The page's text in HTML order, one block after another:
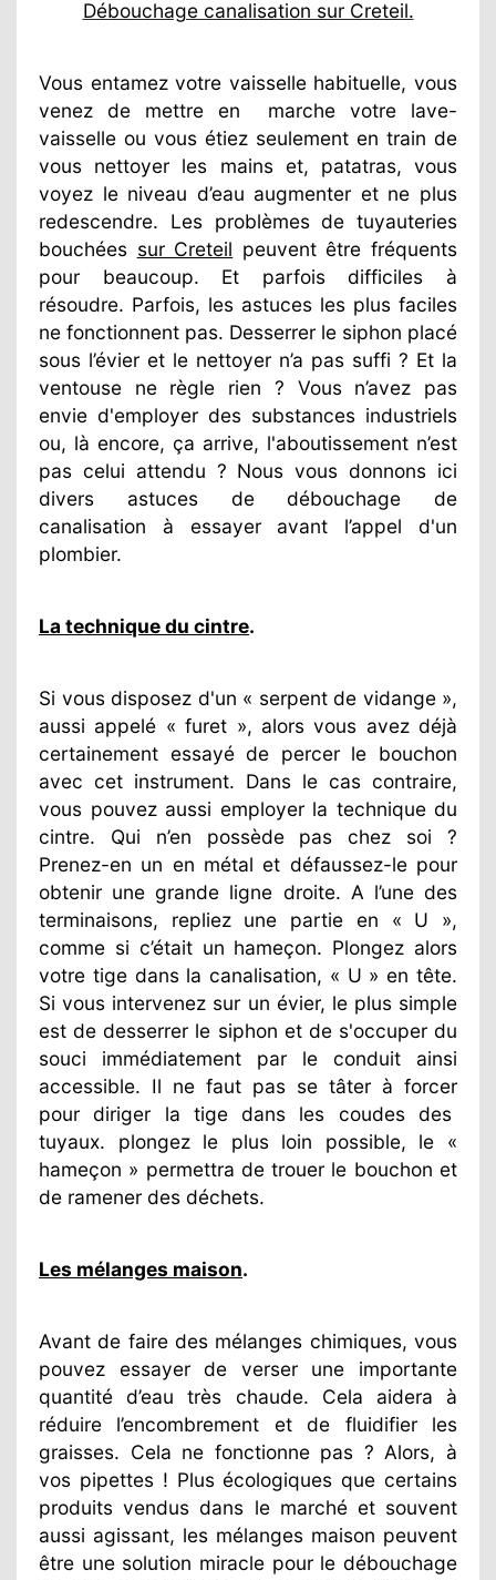
Débouchage canalisation sur Creteil.
Vous entamez votre vaisselle habituelle, vous
venez de mettre en
marche votre lave-
vaisselle ou vous étiez seulement en train de
vous nettoyer les mains et, patatras, vous
voyez le niveau d’eau augmenter et ne plus
redescendre. Les problèmes de tuyauteries
bouchées sur Creteil peuvent être fréquents
pour beaucoup. Et parfois difficiles à
résoudre. Parfois, les astuces les plus faciles
ne fonctionnent pas. Desserrer le siphon placé
sous l’évier et le nettoyer n’a pas suffi ? Et la
ventouse ne règle rien ? Vous n’avez pas
envie d'employer des substances industriels
ou, là encore, ça arrive, l'aboutissement n’est
pas celui attendu ? Nous vous donnons ici
divers astuces de débouchage de
canalisation à essayer avant l’appel d'un
plombier.
La technique du cintre.
Si vous disposez d'un « serpent de vidange »,
aussi appelé « furet », alors vous avez déjà
certainement essayé de percer le bouchon
avec cet instrument. Dans le cas contraire,
vous pouvez aussi employer la technique du
cintre. Qui n’en possède pas chez soi ?
Prenez-en un en métal et défaussez-le pour
obtenir une grande ligne droite. A l’une des
terminaisons, repliez une partie en « U »,
comme si c’était un hameçon. Plongez alors
votre tige dans la canalisation, « U » en tête.
Si vous intervenez sur un évier, le plus simple
est de desserrer le siphon et de s'occuper du
souci immédiatement par le conduit ainsi
accessible. Il ne faut pas se tâter à forcer
pour diriger la tige dans les coudes des
tuyaux. plongez le plus loin possible, le «
hameçon » permettra de trouer le bouchon et
de ramener des déchets.
Les mélanges maison.
Avant de faire des mélanges chimiques, vous
pouvez essayer de verser une importante
quantité d’eau très chaude. Cela aidera à
réduire l’encombrement et de fluidifier les
graisses. Cela ne fonctionne pas ? Alors, à
vos pipettes ! Plus écologiques que certains
produits vendus dans le marché et souvent
aussi agissant, les mélanges maison peuvent
être une solution miracle pour le débouchage